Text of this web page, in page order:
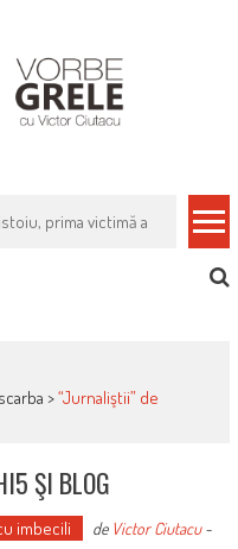
rapid, gratuit și eficient,
>“Jurnaliştii” de
ŞI BLOG
imbecili de Victor Ciutacu-